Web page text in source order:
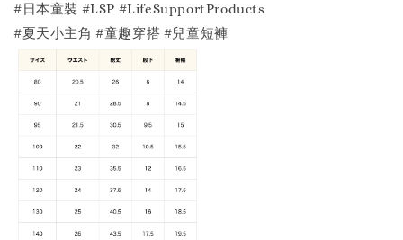
#日本童裝 #LSP #LifeSupportProducts
#夏天小主角 #童趣穿搭 #兒童短褲